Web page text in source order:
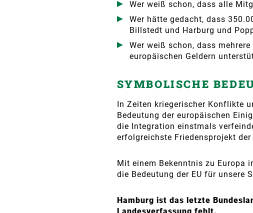
Wer weiß schon, dass alle
Wer hätte gedacht, dass
Billstedt und Harburg und
Wer weiß schon, dass
europäischen Geldern
SYMBOLISCHE
In Zeiten kriegerischer Konflikte
Bedeutung der europäischen
die Integration einstmals
erfolgreichste Friedensprojekt
Mit einem Bekenntnis zu Europa
die Bedeutung der EU für unsere
Hamburg ist das letzte
Landesverfassung fehlt.